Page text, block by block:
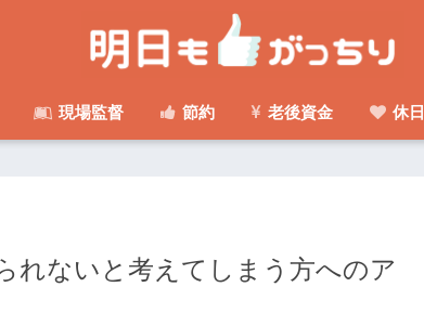
現場監督 節約 老後資金 休日
れないと考えてしまう方へのア